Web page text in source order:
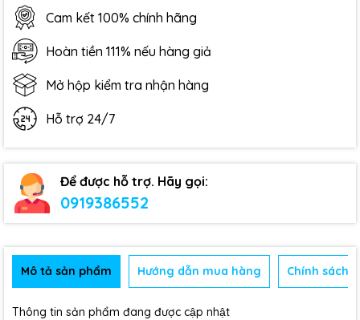
Cam kết 100% chính hãng
Hoàn tiền 111% nếu hàng giả
Mở hộp kiểm tra nhận hàng
Hỗ trợ 24/7
Để được hỗ trợ. Hãy gọi:
0919386552
Mô tả sản phẩm Hướng dẫn mua hàng Chính sách
Thông tin sản phẩm đang được cập nhật